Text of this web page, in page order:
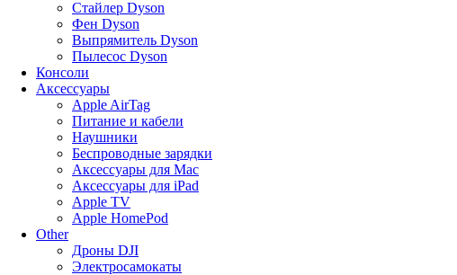
Стайлер Dyson
Фен Dyson
Выпрямитель Dyson
Пылесос Dyson
Консоли
Аксессуары
Apple AirTag
Питание и кабели
Наушники
Беспроводные зарядки
Аксессуары для Mac
Аксессуары для iPad
Apple TV
Apple HomePod
Other
Дроны DJI
Электросамокаты